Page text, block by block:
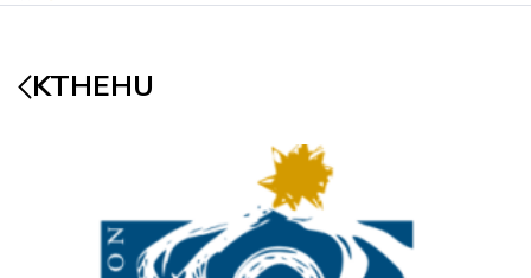
KTHEHU